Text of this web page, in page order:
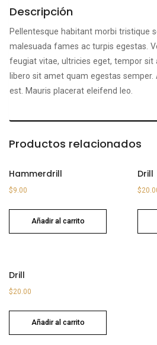
Descripción
Pellentesque habitant morbi tristique
malesuada fames ac turpis egestas.
feugiat vitae, ultricies eget, tempor sit
libero sit amet quam egestas
est. Mauris placerat eleifend leo.
Productos relacionados
Hammerdrill
$9.00
Añadir al carrito
Drill
$
Drill
$20.00
Añadir al carrito